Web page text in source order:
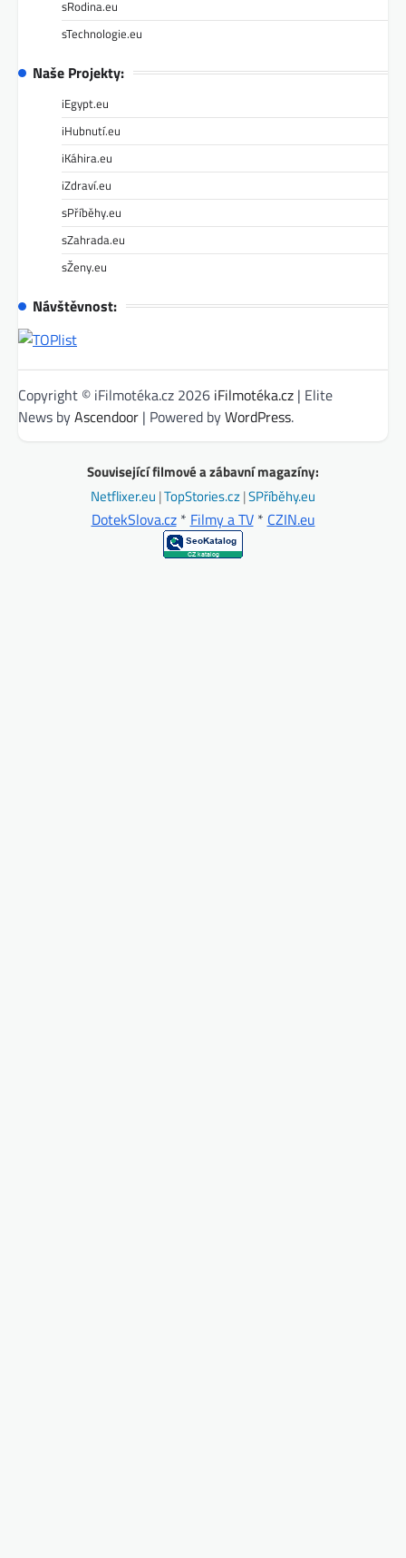
sRodina.eu
sTechnologie.eu
Naše Projekty:
iEgypt.eu
iHubnutí.eu
iKáhira.eu
iZdraví.eu
sPříběhy.eu
sZahrada.eu
sŽeny.eu
Návštěvnost:
Copyright © iFilmotéka.cz 2026 iFilmotéka.cz | Elite
News byAscendoor | Powered byWordPress.
Související filmové a zábavní magazíny:
Netflixer.eu |TopStories.cz|SPříběhy.eu
DotekSlova.cz* Filmy a TV* CZIN.eu